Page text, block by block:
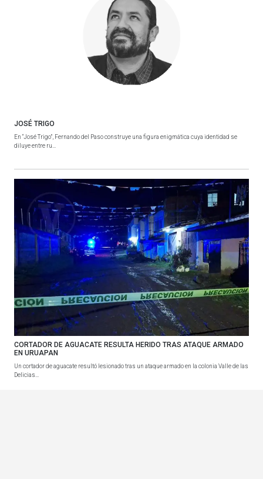
JOSÉ TRIGO
En “José Trigo”, Fernando del Paso construye una figura enigmática cuya identidad se
diluye entre ru...
CORTADOR DE AGUACATE RESULTA HERIDO TRAS ATAQUE ARMADO
EN URUAPAN
Un cortador de aguacate resultó lesionado tras un ataque armado en la colonia Valle de las
Delicias...